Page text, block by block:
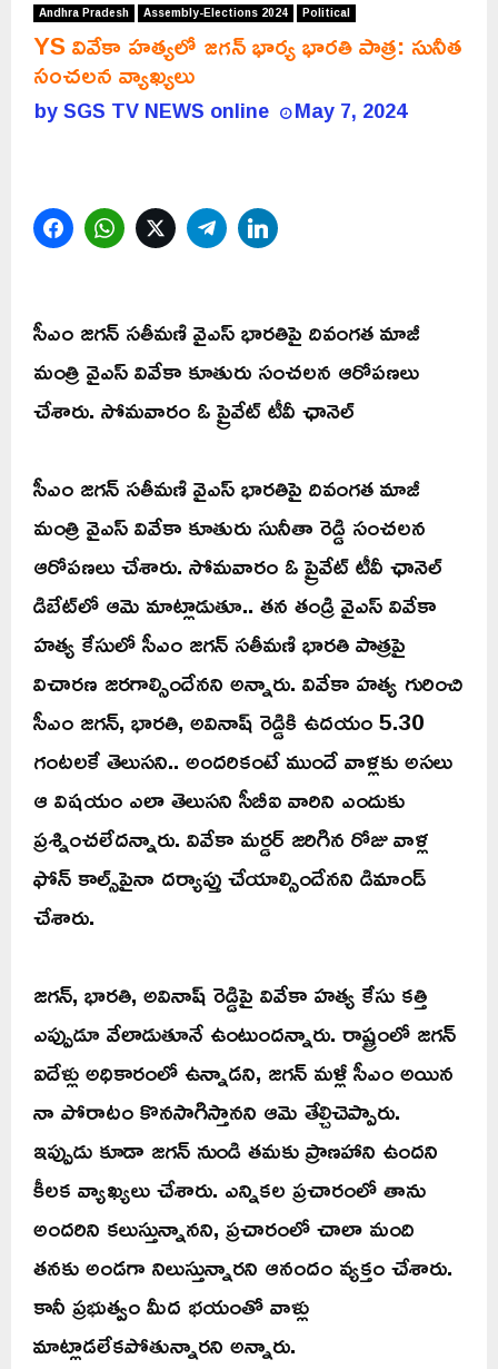
Andhra Pradesh Assembly-Elections 2024 Political
YS వివేకా హత్యలో జగన్ భార్య భారతి పాత్ర: సునీత
సంచలన వ్యాఖ్యలు
bySGS TV NEWS online May 7, 2024
FacebookWhatsAppTwitterTelegram
సీఎం జగన్ సతీమణి వైఎస్ భారతిపై దివంగత మాజీ
మంత్రి వైఎస్ వివేకా కూతురు సంచలన ఆరోపణలు
చేశారు. సోమవారం ఓ ప్రైవేట్ టీవీ ఛానెల్
సీఎం జగన్ సతీమణి వైఎస్ భారతిపై దివంగత మాజీ
మంత్రి వైఎస్ వివేకా కూతురు సునీతా రెడ్డి సంచలన
ఆరోపణలు చేశారు. సోమవారం ఓ ప్రైవేట్ టీవీ ఛానెల్
డిబేట్‌లో ఆమె మాట్లాడుతూ.. తన తండ్రి వైఎస్ వివేకా
హత్య కేసులో సీఎం జగన్ సతీమణి భారతి పాత్రపై
విచారణ జరగాల్సిందేనని అన్నారు. వివేకా హత్య గురించి
సీఎం జగన్, భారతి, అవినాష్ రెడ్డికి ఉదయం 5.30
గంటలకే తెలుసని.. అందరికంటే ముందే వాళ్లకు అసలు
ఆ విషయం ఎలా తెలుసని సీబీఐ వారిని ఎందుకు
ప్రశ్నించలేదన్నారు. వివేకా మర్డర్ జరిగిన రోజు వాళ్ల
ఫోన్ కాల్స్‌పైనా దర్యాప్తు చేయాల్సిందేనని డిమాండ్
చేశారు.
జగన్, భారతి, అవినాష్ రెడ్డిపై వివేకా హత్య కేసు కత్తి
ఎప్పుడూ వేలాడుతూనే ఉంటుందన్నారు. రాష్ట్రంలో జగన్
ఐదేళ్లు అధికారంలో ఉన్నాడని, జగన్ మళ్లీ సీఎం అయిన
నా పోరాటం కొనసాగిస్తానని ఆమె తేల్చిచెప్పారు.
ఇప్పుడు కూడా జగన్ నుండి తమకు ప్రాణహాని ఉందని
కీలక వ్యాఖ్యలు చేశారు. ఎన్నికల ప్రచారంలో తాను
అందరిని కలుస్తున్నానని, ప్రచారంలో చాలా మంది
తనకు అండగా నిలుస్తున్నారని ఆనందం వ్యక్తం చేశారు.
కానీ ప్రభుత్వం మీద భయంతో వాళ్లు
మాట్లాడలేకపోతున్నారని అన్నారు.